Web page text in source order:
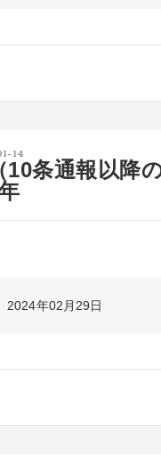
14
条通報以降
2024年02月29日